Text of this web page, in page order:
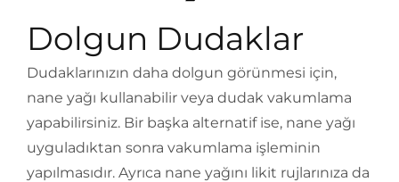
Dolgun Dudaklar
Dudaklarınızın daha dolgun görünmesi için,
nane yağı kullanabilir veya dudak vakumlama
yapabilirsiniz. Bir başka alternatif ise, nane yağı
uyguladıktan sonra vakumlama işleminin
yapılmasıdır. Ayrıca nane yağını likit rujlarınıza da